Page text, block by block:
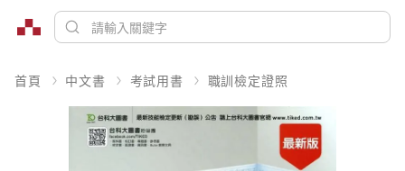
首頁 中文書 考試用書 職訓檢定證照